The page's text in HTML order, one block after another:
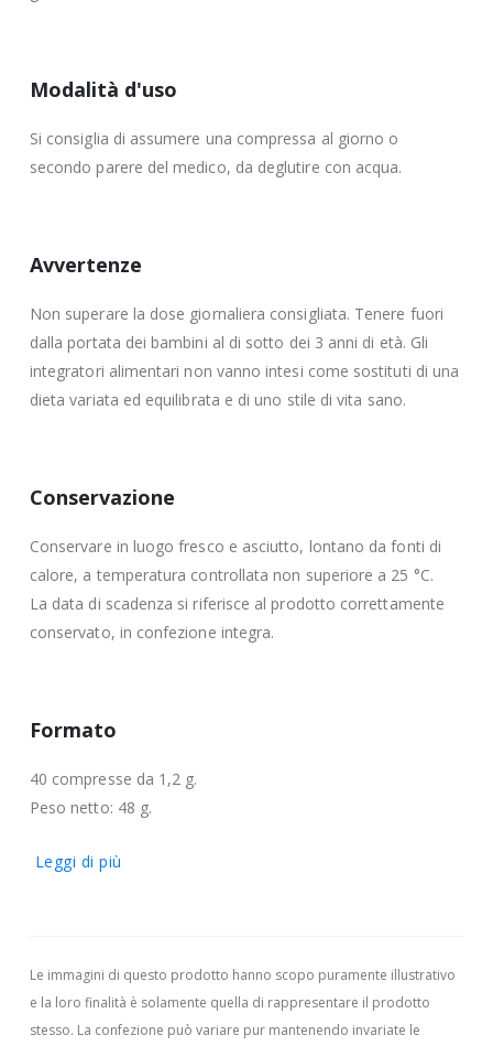
Modalità d'uso
Si consiglia di assumere una compressa al giorno o
secondo parere del medico, da deglutire con acqua.
Avvertenze
Non superare la dose giornaliera consigliata. Tenere fuori
dalla portata dei bambini al di sotto dei 3 anni di età. Gli
integratori alimentari non vanno intesi come sostituti di una
dieta variata ed equilibrata e di uno stile di vita sano.
Conservazione
Conservare in luogo fresco e asciutto, lontano da fonti di
calore, a temperatura controllata non superiore a 25 °C.
La data di scadenza si riferisce al prodotto correttamente
conservato, in confezione integra.
Formato
40 compresse da 1,2 g.
Peso netto: 48 g.
Leggi di più
Le immagini di questo prodotto hanno scopo puramente illustrativo
e la loro finalità è solamente quella di rappresentare il prodotto
stesso. La confezione può variare pur mantenendo invariate le